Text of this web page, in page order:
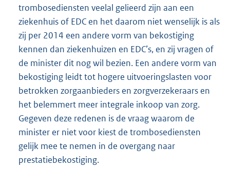
trombosediensten veelal gelieerd zijn aan een
ziekenhuis of EDC en het daarom niet wenselijk is als
zij per 2014 een andere vorm van bekostiging
kennen dan ziekenhuizen en EDC’s, en zij vragen of
de minister dit nog wil bezien. Een andere vorm van
bekostiging leidt tot hogere uitvoeringslasten voor
betrokken zorgaanbieders en zorgverzekeraars en
het belemmert meer integrale inkoop van zorg.
Gegeven deze redenen is de vraag waarom de
minister er niet voor kiest de trombosediensten
gelijk mee te nemen in de overgang naar
prestatiebekostiging.